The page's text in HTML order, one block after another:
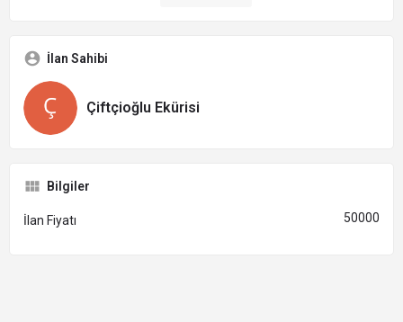
İlan Sahibi
Çiftçioğlu Ekürisi
Bilgiler
İlan Fiyatı 50000